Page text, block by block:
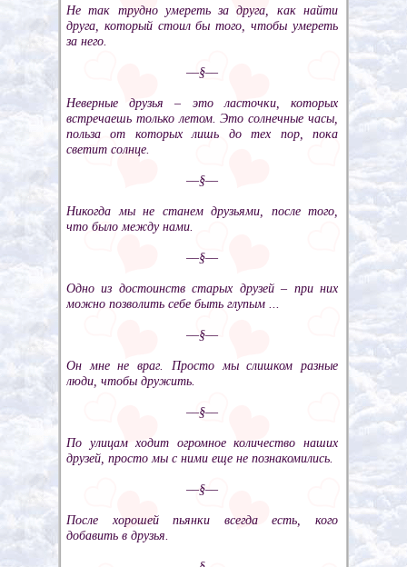
Не так трудно умереть за друга, как найти
друга, который стоил бы того, чтобы умереть
за него.
––§––
Неверные друзья – это ласточки, которых
встречаешь только летом. Это солнечные часы,
польза от которых лишь до тех пор, пока
светит солнце.
––§––
Никогда мы не станем друзьями, после того,
что было между нами.
––§––
Одно из достоинств старых друзей – при них
можно позволить себе быть глупым ...
––§––
Он мне не враг. Просто мы слишком разные
люди, чтобы дружить.
––§––
По улицам ходит огромное количество наших
друзей, просто мы с ними еще не познакомились.
––§––
После хорошей пьянки всегда есть, кого
добавить в друзья.